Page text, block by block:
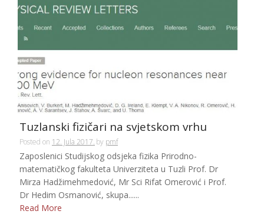
Tuzlanski fizičari na svjetskom vrhu
Posted on 12. Jula 2017. by pmf
Zaposlenici Studijskog odsjeka fizika Prirodno-
matematičkog fakulteta Univerziteta u Tuzli Prof. Dr
Mirza Hadžimehmedović, Mr Sci Rifat Omerović i Prof.
Dr Hedim Osmanović, skupa......
Read More